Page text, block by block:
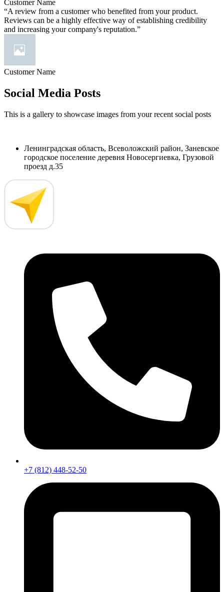
Customer Name
“A review from a customer who benefited from your product.
Reviews can be a highly effective way of establishing credibility
and increasing your company's reputation.”
Customer Name
Social Media Posts
This is a gallery to showcase images from your recent social posts
Ленинградская область, Всеволожский район, Заневское
городское поселение деревня Новосергиевка, Грузовой
проезд д.35
+7 (812) 448-52-50